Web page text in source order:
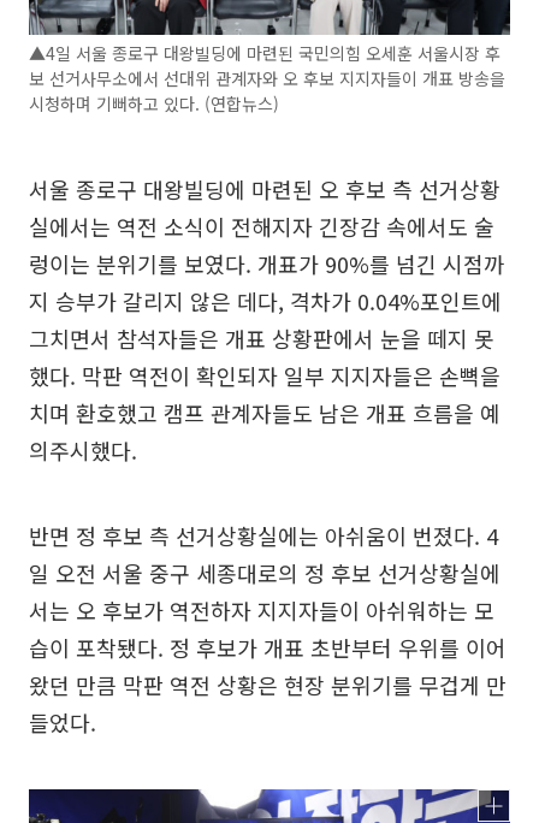
▲4일 서울 종로구 대왕빌딩에 마련된 국민의힘 오세훈 서울시장 후
보 선거사무소에서 선대위 관계자와 오 후보 지지자들이 개표 방송을
시청하며 기뻐하고 있다. (연합뉴스)
서울 종로구 대왕빌딩에 마련된 오 후보 측 선거상황
실에서는 역전 소식이 전해지자 긴장감 속에서도 술
렁이는 분위기를 보였다. 개표가 90%를 넘긴 시점까
지 승부가 갈리지 않은 데다, 격차가 0.04%포인트에
그치면서 참석자들은 개표 상황판에서 눈을 떼지 못
했다. 막판 역전이 확인되자 일부 지지자들은 손뼉을
치며 환호했고 캠프 관계자들도 남은 개표 흐름을 예
의주시했다.
반면 정 후보 측 선거상황실에는 아쉬움이 번졌다. 4
일 오전 서울 중구 세종대로의 정 후보 선거상황실에
서는 오 후보가 역전하자 지지자들이 아쉬워하는 모
습이 포착됐다. 정 후보가 개표 초반부터 우위를 이어
왔던 만큼 막판 역전 상황은 현장 분위기를 무겁게 만
들었다.